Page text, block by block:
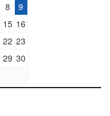
8
9
15 16
22 23
29 30